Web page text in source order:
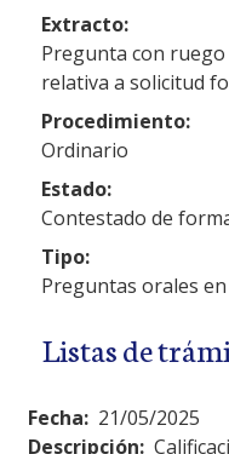
Extracto:
Pregunta con
relativa a solicitud
Procedimiento:
Ordinario
Estado:
Contestado de
Tipo:
Preguntas orales
Listas de
Fecha: 21/05/2025
Descripción: